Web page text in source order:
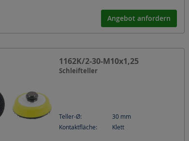
Angebot anfordern
1162K/2-30-M10x1,25
Schleifteller
Teller-Ø: 30 mm
Kontaktfläche:
Klett